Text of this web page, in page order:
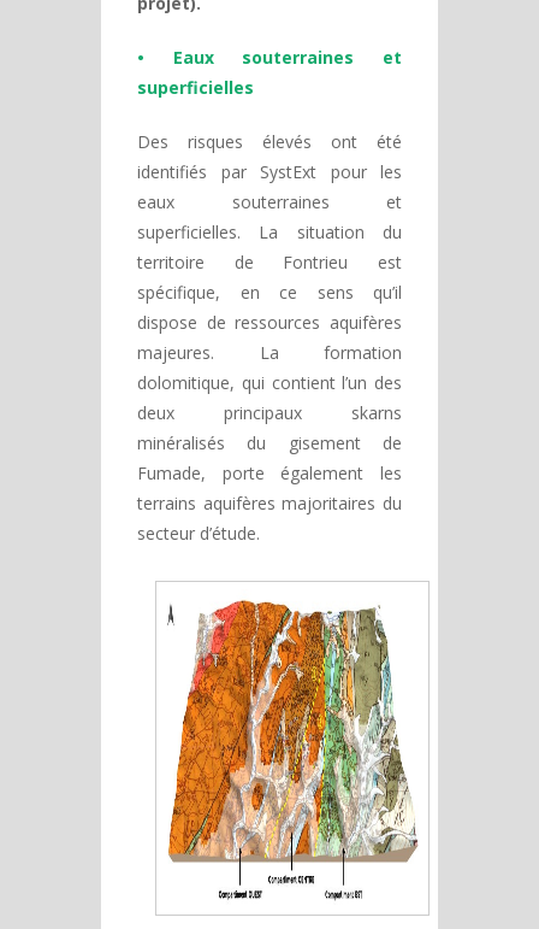
• Eaux souterraines et
superficielles
Des risques élevés ont été
identifiés par SystExt pour les
eaux souterraines et
superficielles. La situation du
territoire de Fontrieu est
spécifique, en ce sens qu’il
dispose de ressources aquifères
majeures. La formation
dolomitique, qui contient l’un des
deux principaux skarns
minéralisés du gisement de
Fumade, porte également les
terrains aquifères majoritaires du
secteur d’étude.